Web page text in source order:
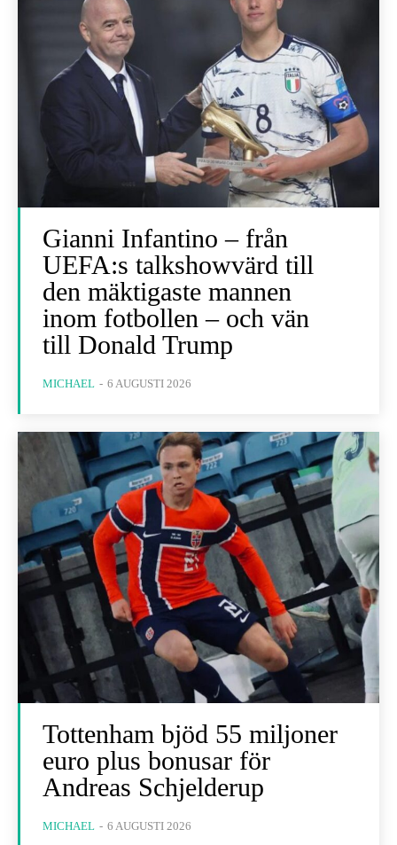
Gianni Infantino – från
UEFA:s talkshowvärd till
den mäktigaste mannen
inom fotbollen – och vän
till Donald Trump
MICHAEL - 6 AUGUSTI 2026
Tottenham bjöd 55 miljoner
euro plus bonusar för
Andreas Schjelderup
MICHAEL - 6 AUGUSTI 2026